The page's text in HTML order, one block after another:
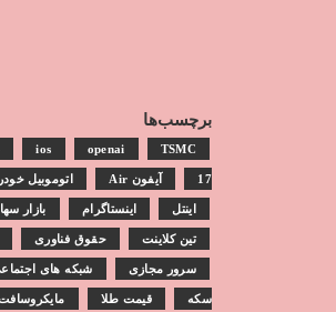
برچسب‌ها
ios openai TSMC
17 آیفون Air اتوموبیل
اینتل اینستاگرام بازار
تین کلاینت حقوق فناوری
سرور مجازی شبکه های
سکه قیمت طلا